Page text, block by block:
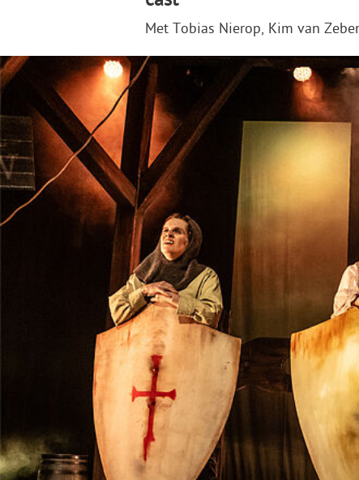
Met Tobias Nierop, Kim van